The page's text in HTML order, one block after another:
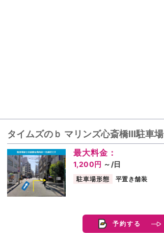
タイムズのｂ マリンズ心斎橋III駐車場
最大料金：
1,200円 ～/日
駐車場形態 平置き舗装
予約する